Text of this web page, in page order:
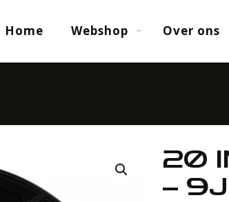
Home Webshop Over ons
20
–